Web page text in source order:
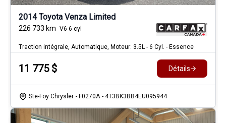
2014 Toyota Venza Limited
226 733 km V6 6 cyl
Traction intégrale, Automatique, Moteur: 3.5L - 6 Cyl. - Essence
11 775$ Détails
Ste-Foy Chrysler - F0270A - 4T3BK3BB4EU095944